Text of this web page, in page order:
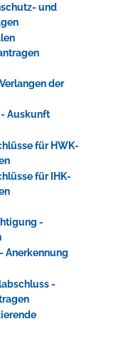
und
der
Auskunft
für HWK-
für IHK-
-
Anerkennung
-